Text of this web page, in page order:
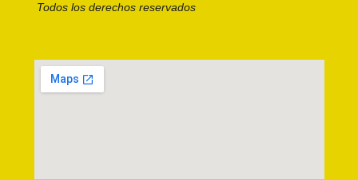
Todos los derechos reservados